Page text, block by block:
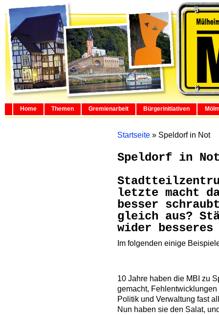
Home Themen Gremienarbeit Bürgerinitiativen
Startseite » Speldorf in Not
Speldorf in
letzte macht
besser
gleich aus?
wider besseres
Im folgenden einige
10 Jahre haben die MBI zu
gemacht,
Politik und Verwaltung fast
Nun haben sie den Salat,